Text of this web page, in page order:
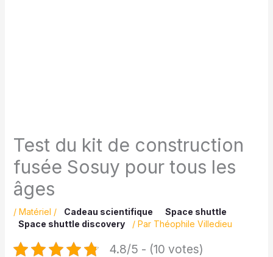
Test du kit de construction
fusée Sosuy pour tous les
âges
/ Matériel / Cadeau scientifique
Space shuttle
Space shuttle discovery
/ Par Théophile Villedieu
4.8/5 - (10 votes)